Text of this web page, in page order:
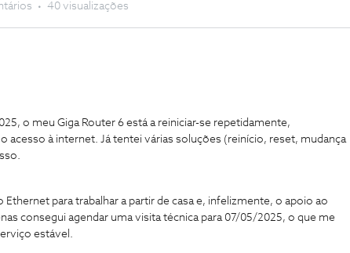
40 visualizações
o meu Giga Router 6 está a reiniciar-se repetidamente,
acesso à internet. Já tentei várias soluções (reinício, reset, mudança
Ethernet para trabalhar a partir de casa e, infelizmente, o apoio ao
consegui agendar uma visita técnica para 07/05/2025, o que me
estável.